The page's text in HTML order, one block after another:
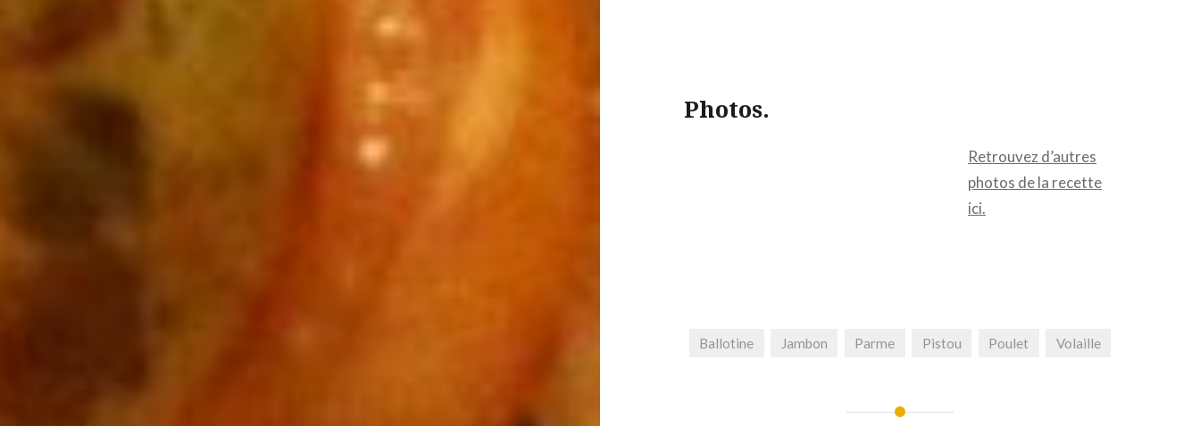
Photos.
Retrouvez d’autres
photos de la recette
ici.
Ballotine Jambon Parme Pistou Poulet Volaille